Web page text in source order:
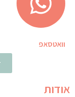
וואטסאפ
אודות